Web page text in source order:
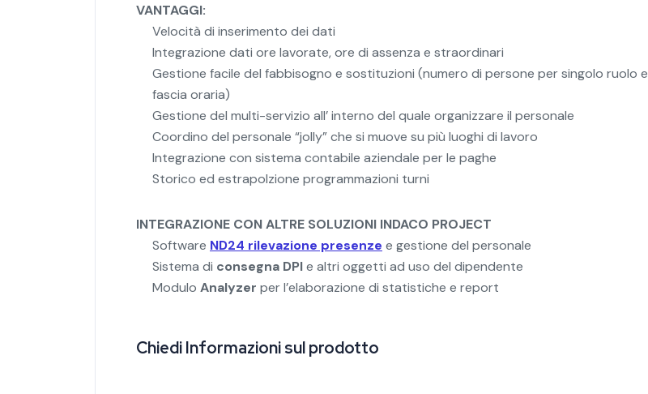
VANTAGGI:
Velocità di inserimento dei dati
Integrazione dati ore lavorate, ore di assenza e straordinari
Gestione facile del fabbisogno e sostituzioni (numero di persone per singolo ruolo e
fascia oraria)
Gestione del multi-servizio all’ interno del quale organizzare il personale
Coordino del personale “jolly” che si muove su più luoghi di lavoro
Integrazione con sistema contabile aziendale per le paghe
Storico ed estrapolzione programmazioni turni
INTEGRAZIONE CON ALTRE SOLUZIONI INDACO PROJECT
Software ND24 rilevazione presenze e gestione del personale
Sistema di consegna DPIe altri oggetti ad uso del dipendente
Modulo Analyzer per l’elaborazione di statistiche e report
Chiedi Informazioni sul prodotto